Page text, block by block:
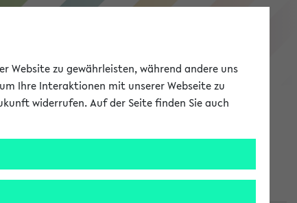
eKVV
Website zu gewährleisten, während andere uns
Ihre Interaktionen mit unserer Webseite zu
widerrufen. Auf der Seite finden Sie auch